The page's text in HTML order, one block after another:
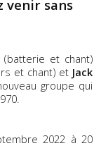
venir sans
(batterie et chant)
et chant) et Jack
groupe qui
2022 à 20